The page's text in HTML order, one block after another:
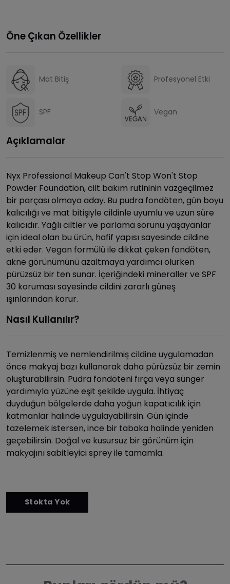
Öne Çıkan Özellikler
Mat Bitiş Profesyonel Etki
SPF Vegan
Açıklamalar
Nyx Professional Makeup Can't Stop Won't Stop
Powder Foundation, cilt bakım rutininin vazgeçilmez
bir parçası olmaya aday. Bu pudra fondöten, gün boyu
kalıcılığı ve mat bitişiyle cildinle uyumlu ve uzun süre
kalıcıdır. Yağlı ciltler ve parlama sorunu yaşayanlar
için ideal olan bu ürün, hafif yapısı sayesinde cildine
etki eder. Vegan formülü ile dikkat çeken fondöten,
akne görünümünü azaltmaya yardımcı olurken
pürüzsüz bir ten sunar. İçeriğindeki mineraller ve SPF
30 koruması sayesinde cildini zararlı güneş
ışınlarından korur.
Nasıl Kullanılır?
Temizlenmiş ve nemlendirilmiş cildine uygulamadan
önce makyaj bazı kullanarak daha pürüzsüz bir zemin
oluşturabilirsin. Pudra fondöteni fırça veya sünger
yardımıyla yüzüne eşit şekilde uygula. İhtiyaç
duyduğun bölgelerde daha yoğun kapatıcılık için
katmanlar halinde uygulayabilirsin. Gün içinde
tazelemek istersen, ince bir tabaka halinde yeniden
geçebilirsin. Doğal ve kusursuz bir görünüm için
makyajını sabitleyici sprey ile tamamla.